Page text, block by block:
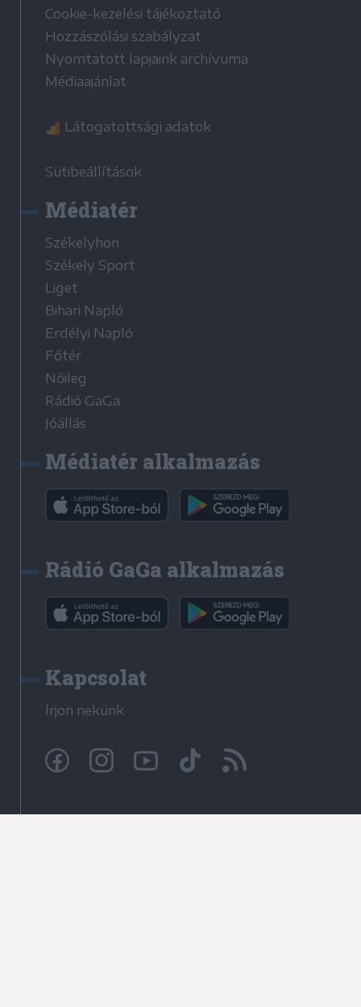
Cookie-kezelési tájékoztató
Hozzászólási szabályzat
Nyomtatott lapjaink archívuma
Médiaajánlat
Látogatottsági adatok
Sütibeállítások
Médiatér
Székelyhon
Székely Sport
Liget
Bihari Napló
Erdélyi Napló
Főtér
Nőileg
Rádió GaGa
Jóállás
Médiatér alkalmazás
Rádió GaGa alkalmazás
Kapcsolat
Írjon nekünk